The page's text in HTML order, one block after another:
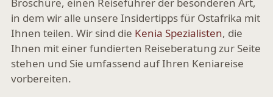
in dem wir alle unsere Insidertipps für Ostafrika mit
Ihnen teilen. Wir sind die Kenia Spezialisten, die
Ihnen mit einer fundierten Reiseberatung zur Seite
stehen und Sie umfassend auf Ihren Keniareise
vorbereiten.